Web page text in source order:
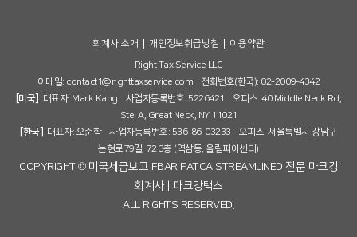
회계사 소개 개인정보취급방침 이용약관
Right Tax Service LLC
이메일: contact1@righttaxservice.com 전화번호(한국): 02-2009-4342
[미국]
대표자: Mark Kang 사업자등록번호: 5226421 오피스: 40 Middle Neck Rd,
Ste. A, Great Neck, NY 11021
[한국]
대표자: 오준학 사업자등록번호: 536-86-03233 오피스: 서울특별시 강남구
논현로79길, 72 3층 (역삼동, 올림피아센터)
COPYRIGHT © 미국세금보고 FBAR FATCA STREAMLINED 전문 마크강
회계사 | 마크강택스
ALL RIGHTS RESERVED.